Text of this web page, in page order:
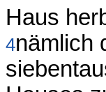
Haus
4nämlich